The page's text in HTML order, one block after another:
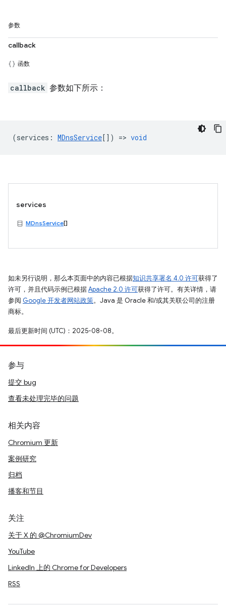
参数
callback
函数
callback 参数如下所示：
(services : MDnsService[]) => void
services
MDnsService[]
如未另行说明，那么本页面中的内容已根据知识共享署名 4.0 许可获得了
许可，并且代码示例已根据Apache 2.0 许可获得了许可。有关详情，请
参阅 Google 开发者网站政策。Java 是 Oracle 和/或其关联公司的注册
商标。
最后更新时间 (UTC)：2025-08-08。
参与
提交 bug
查看未处理完毕的问题
相关内容
Chromium 更新
案例研究
归档
播客和节目
关注
关于 X 的 @ChromiumDev
YouTube
LinkedIn 上的 Chrome for Developers
RSS